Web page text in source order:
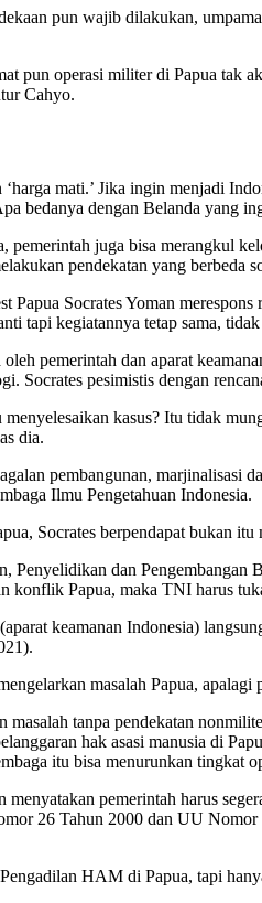
pun wajib dilakukan,
pun operasi militer di Papua tak
Cahyo.
mati.’ Jika ingin menjadi
bedanya dengan Belanda yang
juga bisa merangkul
pendekatan yang berbeda
Papua Socrates Yoman
tapi kegiatannya tetap sama,
pemerintah dan aparat
Socrates pesimistis dengan
kasus? Itu tidak
dia.
pembangunan, marjinalisasi
Ilmu Pengetahuan Indonesia.
Socrates berpendapat bukan
Penyelidikan dan
konflik Papua, maka TNI harus
keamanan Indonesia)
masalah Papua,
tanpa pendekatan
hak asasi manusia di
itu bisa menurunkan tingkat
pemerintah harus
26 Tahun 2000 dan UU
HAM di Papua, tapi